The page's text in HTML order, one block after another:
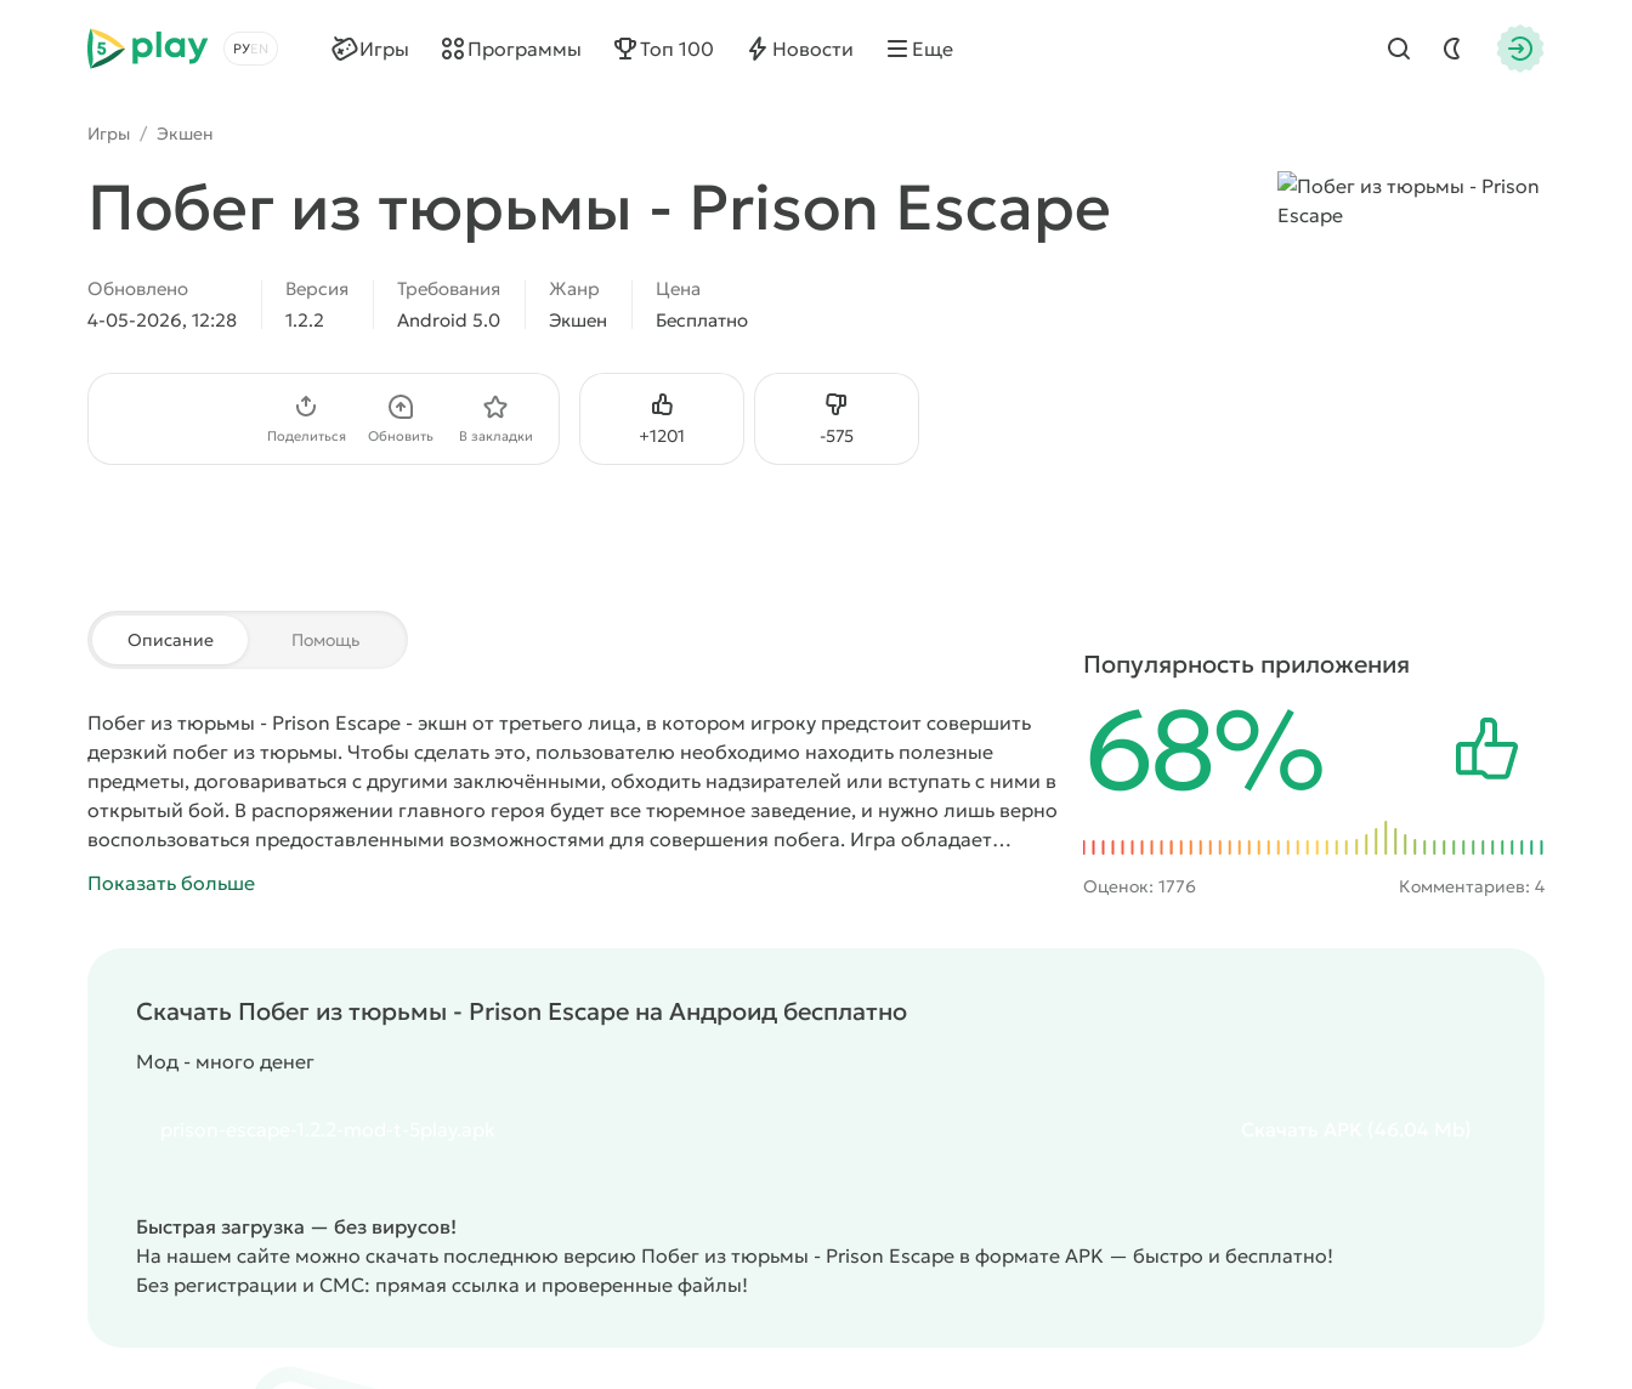
5play
Выбрать язык
Найти
Игры Программы Топ 100 Новости Еще
Игры / Экшен
Побег из тюрьмы - Prison Escape
Обновлено
4-05-2026, 12:28
Версия
1.2.2
Требования
Android 5.0
Жанр
Экшен
Цена
Бесплатно
+1201
Нравится -575
Не нравится
Поделиться Обновить В закладки
Описание Помощь
Побег из тюрьмы - Prison Escape - экшн от третьего лица, в котором игроку предстоит совершить
дерзкий побег из тюрьмы. Чтобы сделать это, пользователю необходимо находить полезные
предметы, договариваться с другими заключёнными, обходить надзирателей или вступать с ними в
открытый бой. В распоряжении главного героя будет все тюремное заведение, и нужно лишь верно
воспользоваться предоставленными возможностями для совершения побега. Игра обладает
Показать больше
Популярность приложения
68%
Оценок: 1776 Комментариев: 4
Скачать Побег из тюрьмы - Prison Escape на Андроид бесплатно
Мод - много денег
Быстрая загрузка — без вирусов!
На нашем сайте можно скачать последнюю версию Побег из тюрьмы - Prison Escape в формате APK — быстро и бесплатно!
Без регистрации и СМС: прямая ссылка и проверенные файлы!